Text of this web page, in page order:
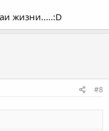
жизни.....:D
#8